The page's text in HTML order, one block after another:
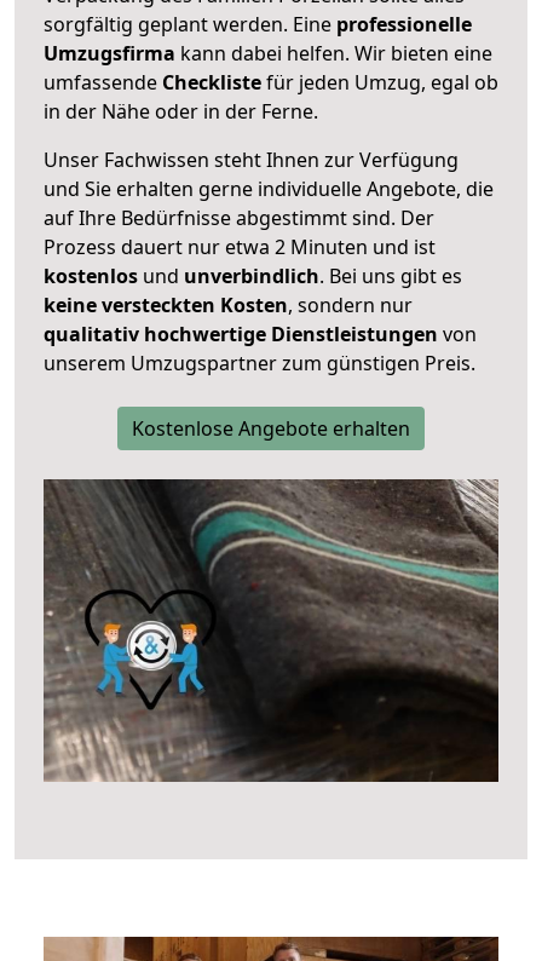
sorgfältig geplant werden. Eine professionelle
Umzugsfirma kann dabei helfen. Wir bieten eine
umfassende Checklistefür jeden Umzug, egal ob
in der Nähe oder in der Ferne.
Unser Fachwissen steht Ihnen zur Verfügung
und Sie erhalten gerne individuelle Angebote, die
auf Ihre Bedürfnisse abgestimmt sind. Der
Prozess dauert nur etwa 2 Minuten und ist
kostenlos und unverbindlich. Bei uns gibt es
keine versteckten Kosten, sondern nur
qualitativ hochwertige Dienstleistungen von
unserem Umzugspartner zum günstigen Preis.
Kostenlose Angebote erhalten